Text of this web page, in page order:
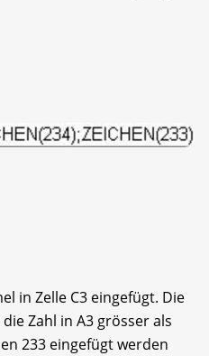
in Zelle C3 eingefügt. Die
Zahl in A3 grösser als
233 eingefügt werden